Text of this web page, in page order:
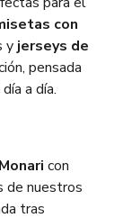
con
y jerseys de
pensada
a día.
con
de nuestros
tras